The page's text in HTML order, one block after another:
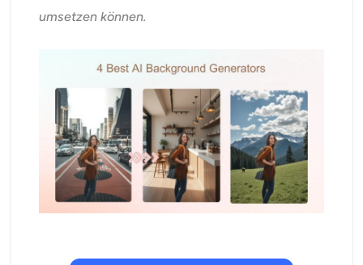
Hochformat-Werkzeuge
Frisuren-Wechsler
Kleiderbügel
KI-Baby
umsetzen können.